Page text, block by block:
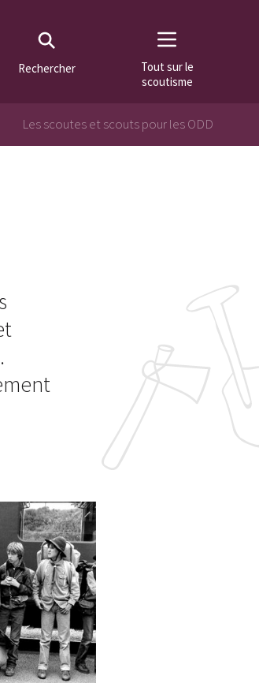
Rechercher
Tout sur le
scoutisme
Les scoutes et scouts pour les ODD